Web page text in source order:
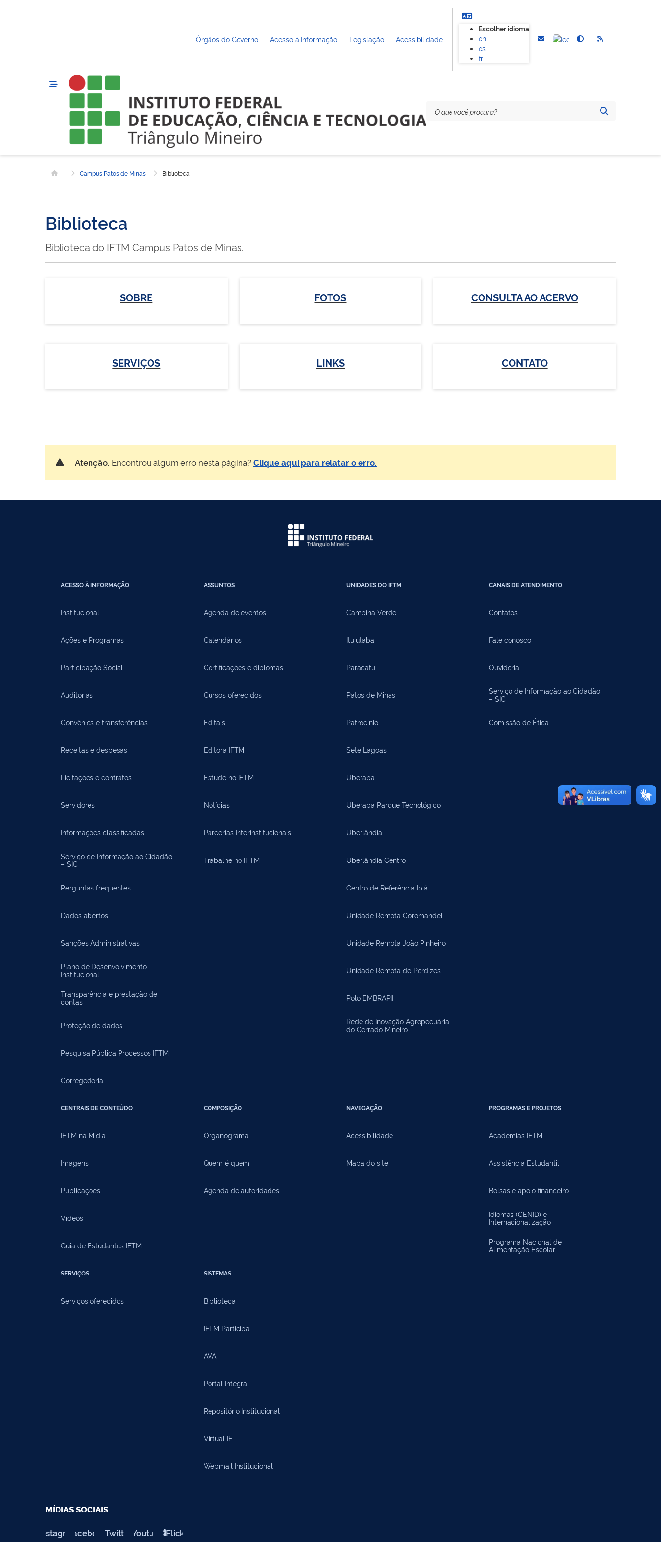
Órgãos do Governo Acesso à Informação Legislação Acessibilidade
Escolher idioma
en
es
fr
Página inicialCampus Patos de Minas Biblioteca
Biblioteca
Biblioteca do IFTM Campus Patos de Minas.
SOBRE FOTOS CONSULTA AO ACERVO
SERVIÇOS LINKS CONTATO
Atenção. Encontrou algum erro nesta página?Clique aqui para relatar o erro.
ACESSO À INFORMAÇÃO
Institucional
Ações e Programas
Participação Social
Auditorias
Convênios e transferências
Receitas e despesas
Licitações e contratos
Servidores
Informações classificadas
Serviço de Informação ao Cidadão
– SIC
Perguntas frequentes
Dados abertos
Sanções Administrativas
Plano de Desenvolvimento
Institucional
Transparência e prestação de
contas
Proteção de dados
Pesquisa Pública Processos IFTM
Corregedoria
ASSUNTOS
Agenda de eventos
Calendários
Certificações e diplomas
Cursos oferecidos
Editais
Editora IFTM
Estude no IFTM
Notícias
Parcerias Interinstitucionais
Trabalhe no IFTM
UNIDADES DO IFTM
Campina Verde
Ituiutaba
Paracatu
Patos de Minas
Patrocínio
Sete Lagoas
Uberaba
Uberaba Parque Tecnológico
Uberlândia
Uberlândia Centro
Centro de Referência Ibiá
Unidade Remota Coromandel
Unidade Remota João Pinheiro
Unidade Remota de Perdizes
Polo EMBRAPII
Rede de Inovação Agropecuária
do Cerrado Mineiro
CANAIS DE ATENDIMENTO
Contatos
Fale conosco
Ouvidoria
Serviço de Informação ao Cidadão
– SIC
Comissão de Ética
CENTRAIS DE CONTEÚDO
IFTM na Mídia
Imagens
Publicações
Vídeos
Guia de Estudantes IFTM
COMPOSIÇÃO
Organograma
Quem é quem
Agenda de autoridades
NAVEGAÇÃO
Acessibilidade
Mapa do site
PROGRAMAS E PROJETOS
Academias IFTM
Assistência Estudantil
Bolsas e apoio financeiro
Idiomas (CENID) e
Internacionalização
Programa Nacional de
Alimentação Escolar
SERVIÇOS
Serviços oferecidos
SISTEMAS
Biblioteca
IFTM Participa
AVA
Portal Integra
Repositório Institucional
Virtual IF
Webmail Institucional
MÍDIAS SOCIAIS
InstagramFacebookTwitter YoutubeFlickr